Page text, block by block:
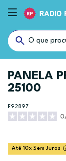
PANELA
25100
F92897
Até 10x Sem Juros